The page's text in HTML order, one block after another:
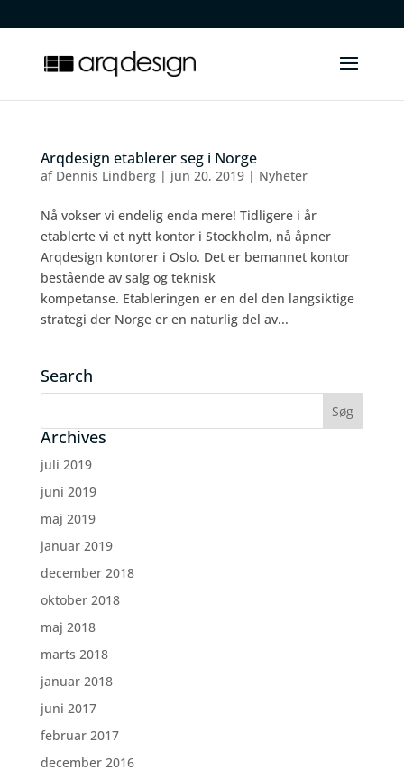
Arqdesign etablerer seg i Norge
af Dennis Lindberg| jun 20, 2019| Nyheter
Nå vokser vi endelig enda mere! Tidligere i år
etablerte vi et nytt kontor i Stockholm, nå åpner
Arqdesign kontorer i Oslo. Det er bemannet kontor
bestående av salg og teknisk
kompetanse. Etableringen er en del den langsiktige
strategi der Norge er en naturlig del av...
Search
Archives
juli 2019
juni 2019
maj 2019
januar 2019
december 2018
oktober 2018
maj 2018
marts 2018
januar 2018
juni 2017
februar 2017
december 2016